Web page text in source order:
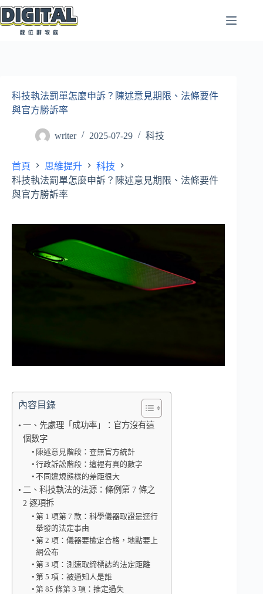
跳
至
科技執法罰單怎麼申訴？陳述意見期限、法條要件
與官方勝訴率
writer 2025-07-29 科技
首頁 思維提升
科技
科技執法罰單怎麼申訴？陳述意見期限、法條要件
與官方勝訴率
內容目錄
一、先處理「成功率」：官方沒有這
個數字
陳述意見階段：查無官方統計
行政訴訟階段：這裡有真的數字
不同違規態樣的差距很大
二、科技執法的法源：條例第 7 條之
2 逐項拆
第 1 項第 7 款：科學儀器取證是逕行
舉發的法定事由
第 2 項：儀器要檢定合格，地點要上
網公布
第 3 項：測速取締標誌的法定距離
第 5 項：被通知人是誰
第 85 條第 3 項：推定過失